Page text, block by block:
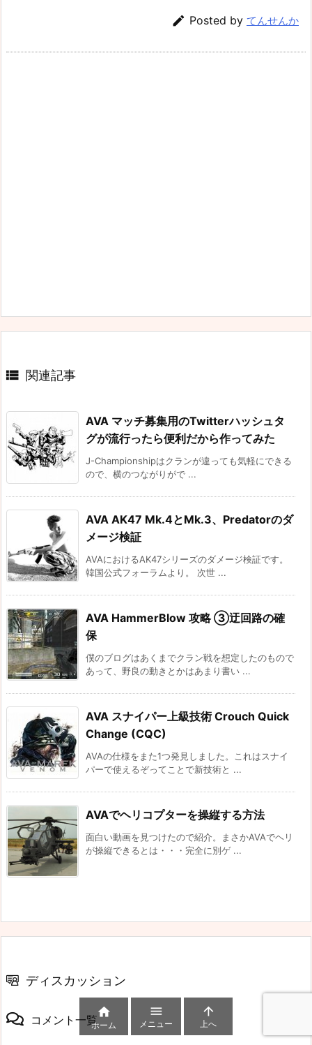
 Posted by てんせんか
 関連記事
AVA マッチ募集用のTwitterハッシュタ
グが流行ったら便利だから作ってみた
J-Championshipはクランが違っても気軽にできる
ので、横のつながりがで ...
AVA AK47 Mk.4とMk.3、Predatorのダ
メージ検証
AVAにおけるAK47シリーズのダメージ検証です。
韓国公式フォーラムより。 次世 ...
AVA HammerBlow 攻略 ③迂回路の確
保
僕のブログはあくまでクラン戦を想定したのもので
あって、野良の動きとかはあまり書い ...
AVA スナイパー上級技術 Crouch Quick
Change (CQC)
AVAの仕様をまた1つ発見しました。これはスナイ
パーで使えるぞってことで新技術と ...
AVAでヘリコプターを操縦する方法
面白い動画を見つけたので紹介。まさかAVAでヘリ
が操縦できるとは・・・完全に別ゲ ...
ディスカッション
コメント一覧

ホーム

メニュー

上へ